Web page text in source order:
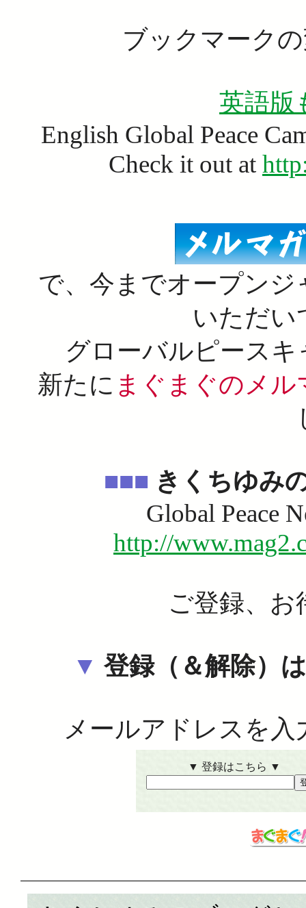
ブックマーク
英語版
English Global Peace
Check it out at
で、今までオープン
いただい
グローバルピース
新たに まぐまぐのメル
■■■ きくちゆみ
Global Peace
http://
ご登録、
▼ 登録（＆解除）
メールアドレスを
▼ 登録はこちら ▼